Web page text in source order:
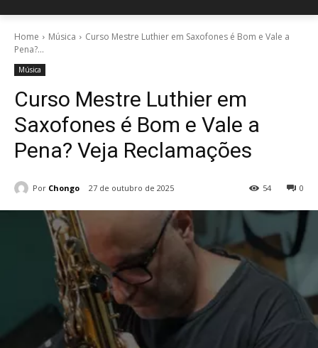
Home Música
Curso Mestre Luthier em Saxofones é Bom e Vale a
Pena?...
Música
Curso Mestre Luthier em
Saxofones é Bom e Vale a
Pena? Veja Reclamações
Por Chongo 27 de outubro de 2025 0
54